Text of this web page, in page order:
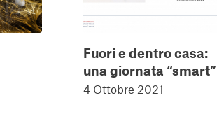
Fuori e dentro casa:
una giornata “smart”
4 Ottobre 2021